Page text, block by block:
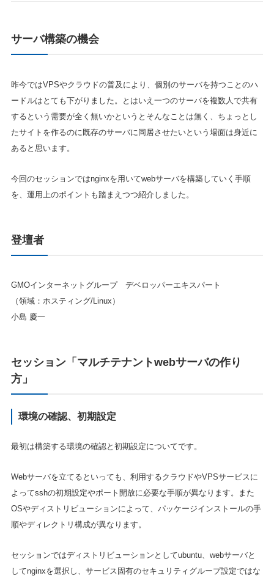
サーバ構築の機会
昨今ではVPSやクラウドの普及により、個別のサーバを持つことのハ
ードルはとても下がりました。とはいえ一つのサーバを複数人で共有
するという需要が全く無いかというとそんなことは無く、ちょっとし
たサイトを作るのに既存のサーバに同居させたいという場面は身近に
あると思います。
今回のセッションではnginxを用いてwebサーバを構築していく手順
を、運用上のポイントも踏まえつつ紹介しました。
登壇者
GMOインターネットグループ デベロッパーエキスパート
（領域：ホスティング/Linux）
小島 慶一
セッション「マルチテナントwebサーバの作り
方」
環境の確認、初期設定
最初は構築する環境の確認と初期設定についてです。
Webサーバを立てるといっても、利用するクラウドやVPSサービスに
よってsshの初期設定やポート開放に必要な手順が異なります。また
OSやディストリビューションによって、パッケージインストールの手
順やディレクトリ構成が異なります。
セッションではディストリビューションとしてubuntu、webサーバと
してnginxを選択し、サービス固有のセキュリティグループ設定ではな